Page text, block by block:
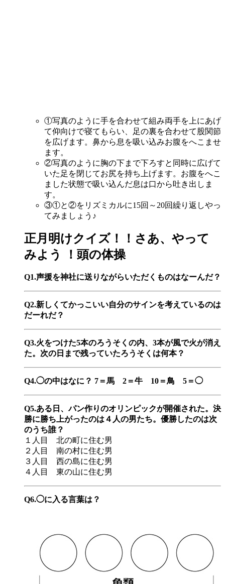
①写真のように手を合わせて組み両手を上にあげ
て仰向けで寝てもらい、足の裏を合わせて股関節
を広げます。鼻から息を吸い込みお腹をへこませ
ます。
②写真のように胸の下まで下ろすと同時に広げて
いた足を閉じてお尻を持ち上げます。お腹をへこ
ました状態で吸い込んだ息は口から吐き出しま
す。
③①と②をリズミカルに15回～20回繰り返しやっ
てみましょう♪
正月明けクイズ！！さあ、やって
みよう ！頭の体操
Q1.声援を神社に送りながらいただくものはなーんだ？
Q2.新しくてかっこいい自分のサインを考えているのは
だーれだ？
Q3.火をつけた5本のろうそくの内、3本が風で火が消え
た。次の日まで残っていたろうそくは何本？
Q4.◯の中はなに？ 7＝馬 2＝牛 10＝鳥 5＝◯
Q5.ある日、パン作りのオリンピックが開催された。決
勝に勝ち上がったのは４人の男たち。優勝したのは次
のうち誰？
１人目 北の町に住む男
２人目 南の村に住む男
３人目 西の島に住む男
４人目 東の山に住む男
Q6.◯に入る言葉は？